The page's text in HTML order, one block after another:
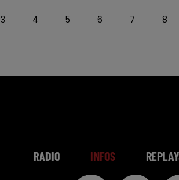
3 4 5 6 7 8
RADIO INFOS